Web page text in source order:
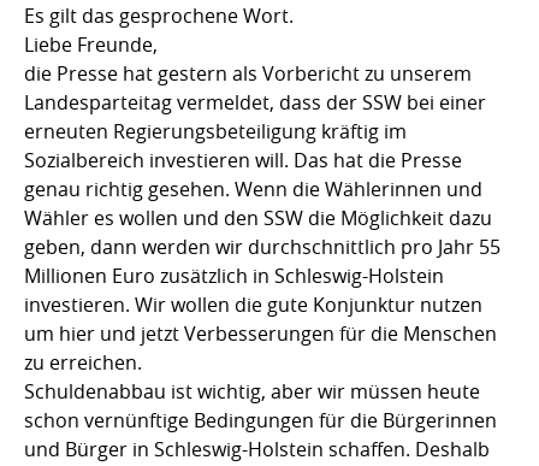
Es gilt das gesprochene Wort.
Liebe Freunde,
die Presse hat gestern als Vorbericht zu unserem
Landesparteitag vermeldet, dass der SSW bei einer
erneuten Regierungsbeteiligung kräftig im
Sozialbereich investieren will. Das hat die Presse
genau richtig gesehen. Wenn die Wählerinnen und
Wähler es wollen und den SSW die Möglichkeit dazu
geben, dann werden wir durchschnittlich pro Jahr 55
Millionen Euro zusätzlich in Schleswig-Holstein
investieren. Wir wollen die gute Konjunktur nutzen
um hier und jetzt Verbesserungen für die Menschen
zu erreichen.
Schuldenabbau ist wichtig, aber wir müssen heute
schon vernünftige Bedingungen für die Bürgerinnen
und Bürger in Schleswig-Holstein schaffen. Deshalb